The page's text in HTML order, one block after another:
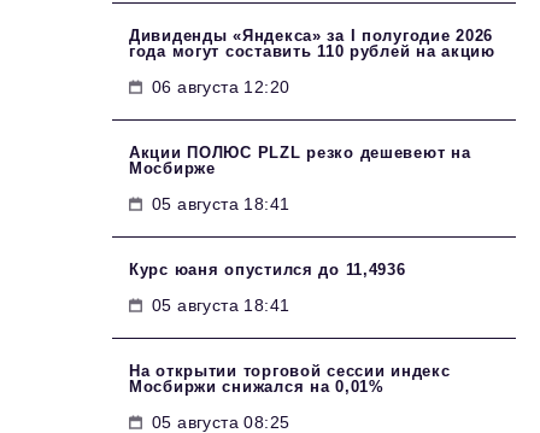
Дивиденды «Яндекса» за I полугодие 2026
года могут составить 110 рублей на акцию
06 августа 12:20
Акции ПОЛЮС PLZL резко дешевеют на
Мосбирже
05 августа 18:41
Курс юаня опустился до 11,4936
05 августа 18:41
На открытии торговой сессии индекс
Мосбиржи снижался на 0,01%
05 августа 08:25